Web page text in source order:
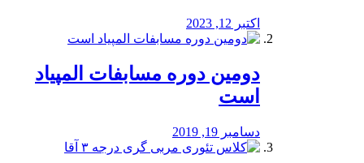
اکتبر 12, 2023
دومین دوره مسابفات المپیاد
است
دسامبر 19, 2019